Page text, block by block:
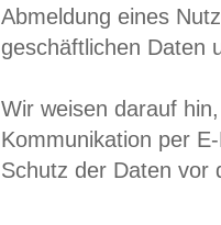
Abmeldung eines
geschäftlichen Daten
Wir weisen darauf
Kommunikation per
Schutz der Daten vor